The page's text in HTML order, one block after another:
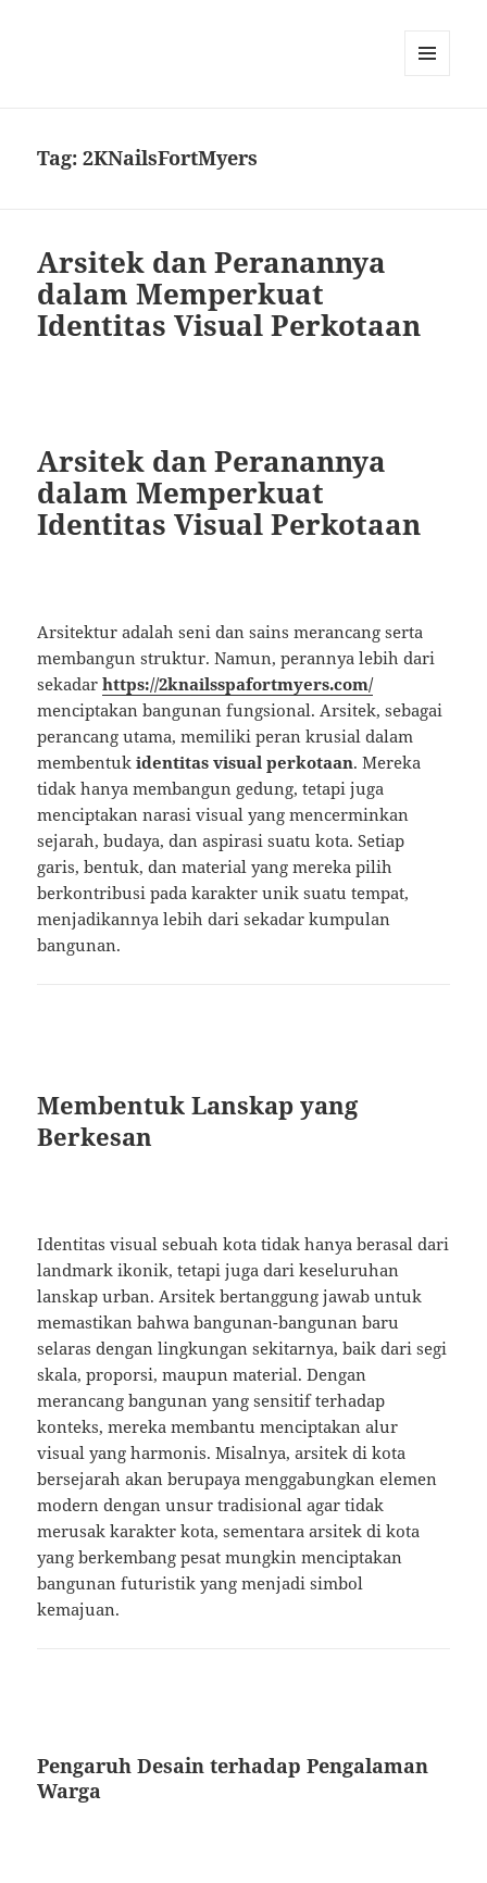
Tag:2KNailsFortMyers
Arsitek dan Peranannya
dalam Memperkuat
Identitas Visual Perkotaan
Arsitek dan Peranannya
dalam Memperkuat
Identitas Visual Perkotaan
Arsitektur adalah seni dan sains merancang serta
membangun struktur. Namun, perannya lebih dari
sekadarhttps://2knailsspafortmyers.com/
menciptakan bangunan fungsional. Arsitek, sebagai
perancang utama, memiliki peran krusial dalam
membentukidentitas visual perkotaan. Mereka
tidak hanya membangun gedung, tetapi juga
menciptakan narasi visual yang mencerminkan
sejarah, budaya, dan aspirasi suatu kota. Setiap
garis, bentuk, dan material yang mereka pilih
berkontribusi pada karakter unik suatu tempat,
menjadikannya lebih dari sekadar kumpulan
bangunan.
Membentuk Lanskap yang
Berkesan
Identitas visual sebuah kota tidak hanya berasal dari
landmark ikonik, tetapi juga dari keseluruhan
lanskap urban. Arsitek bertanggung jawab untuk
memastikan bahwa bangunan-bangunan baru
selaras dengan lingkungan sekitarnya, baik dari segi
skala, proporsi, maupun material. Dengan
merancang bangunan yang sensitif terhadap
konteks, mereka membantu menciptakan alur
visual yang harmonis. Misalnya, arsitek di kota
bersejarah akan berupaya menggabungkan elemen
modern dengan unsur tradisional agar tidak
merusak karakter kota, sementara arsitek di kota
yang berkembang pesat mungkin menciptakan
bangunan futuristik yang menjadi simbol
kemajuan.
Pengaruh Desain terhadap Pengalaman
Warga